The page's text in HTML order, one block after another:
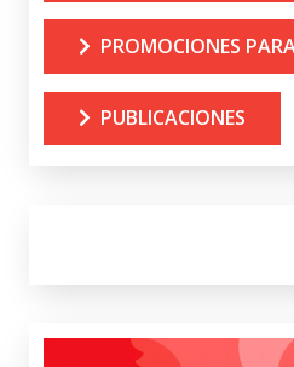
PROMOCIONES
PUBLICACIONES